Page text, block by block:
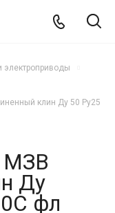
электроприводы
клин Ду 50 Ру25
МЗВ
Ду
фл